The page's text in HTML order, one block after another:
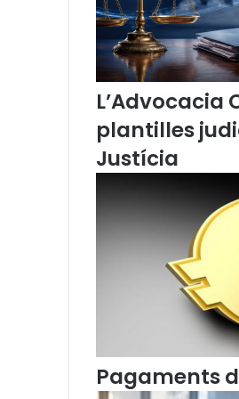
i
o
n
"
u
d
i
i
c
"
L’Advocacia
plantilles
Justícia
Pagaments